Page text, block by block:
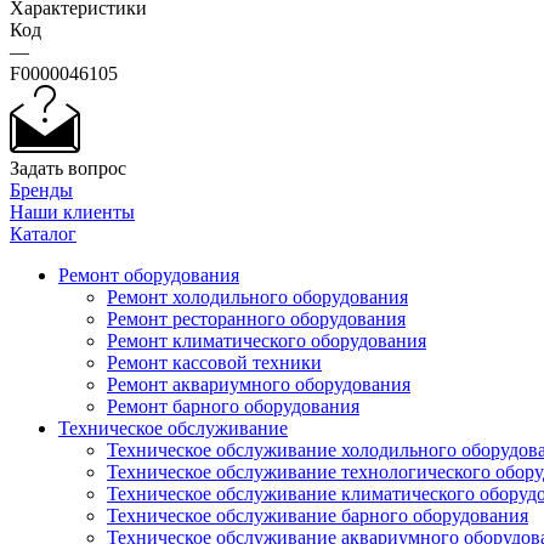
Характеристики
Код
—
F0000046105
Задать вопрос
Бренды
Наши клиенты
Каталог
Ремонт оборудования
Ремонт холодильного оборудования
Ремонт ресторанного оборудования
Ремонт климатического оборудования
Ремонт кассовой техники
Ремонт аквариумного оборудования
Ремонт барного оборудования
Техническое обслуживание
Техническое обслуживание холодильного
Техническое обслуживание технологического
Техническое обслуживание климатического
Техническое обслуживание барного оборудования
Техническое обслуживание аквариумного